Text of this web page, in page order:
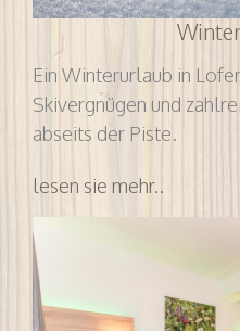
Ein Winterurlaub in
Skivergnügen und
abseits der Piste.
lesen sie mehr..